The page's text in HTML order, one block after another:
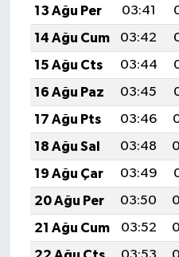
13 Ağu Per
03:41
14 Ağu Cum
03:42
15 Ağu Cts
03:44
16 Ağu Paz
03:45
17 Ağu Pts
03:46
18 Ağu Sal
03:48
19 Ağu Çar
03:49
20 Ağu Per
03:50
21 Ağu Cum
03:52